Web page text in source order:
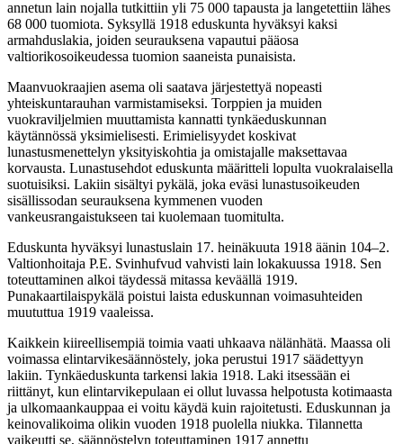
annetun lain nojalla tutkittiin yli 75 000 tapausta ja langetettiin lähes
68 000 tuomiota. Syksyllä 1918 eduskunta hyväksyi kaksi
armahduslakia, joiden seurauksena vapautui pääosa
valtiorikosoikeudessa tuomion saaneista punaisista.
Maanvuokraajien asema oli saatava järjestettyä nopeasti
yhteiskuntarauhan varmistamiseksi. Torppien ja muiden
vuokraviljelmien muuttamista kannatti tynkäeduskunnan
käytännössä yksimielisesti. Erimielisyydet koskivat
lunastusmenettelyn yksityiskohtia ja omistajalle maksettavaa
korvausta. Lunastusehdot eduskunta määritteli lopulta vuokralaisella
suotuisiksi. Lakiin sisältyi pykälä, joka eväsi lunastusoikeuden
sisällissodan seurauksena kymmenen vuoden
vankeusrangaistukseen tai kuolemaan tuomitulta.
Eduskunta hyväksyi lunastuslain 17. heinäkuuta 1918 äänin 104–2.
Valtionhoitaja P.E. Svinhufvud vahvisti lain lokakuussa 1918. Sen
toteuttaminen alkoi täydessä mitassa keväällä 1919.
Punakaartilaispykälä poistui laista eduskunnan voimasuhteiden
muututtua 1919 vaaleissa.
Kaikkein kiireellisempiä toimia vaati uhkaava nälänhätä. Maassa oli
voimassa elintarvikesäännöstely, joka perustui 1917 säädettyyn
lakiin. Tynkäeduskunta tarkensi lakia 1918. Laki itsessään ei
riittänyt, kun elintarvikepulaan ei ollut luvassa helpotusta kotimaasta
ja ulkomaankauppaa ei voitu käydä kuin rajoitetusti. Eduskunnan ja
keinovalikoima olikin vuoden 1918 puolella niukka. Tilannetta
vaikeutti se, säännöstelyn toteuttaminen 1917 annettu